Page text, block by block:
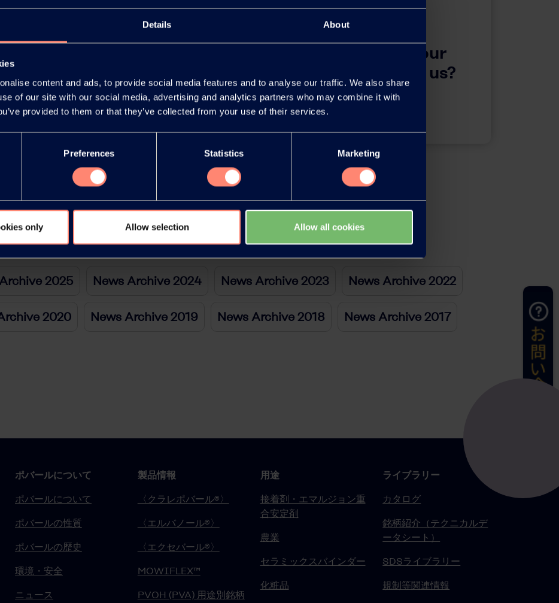
Details About
content and ads, to provide social media features and to analyse our traffic. We also share
of our site with our social media, advertising and analytics partners who may combine it with
provided to them or that they’ve collected from your use of their services.
Preferences Statistics Marketing
only Allow selection Allow all cookies
You have questions about our
products or want to contact us?
Contact
2025 News Archive 2024 News Archive 2023 News Archive 2022
2020 News Archive 2019 News Archive 2018 News Archive 2017
ポバールについて
ポバールについて
ポバールの性質
ポバールの歴史
環境・安全
ニュース
製品情報
〈クラレポバール®〉
〈エルバノール®〉
〈エクセバール®〉
MOWIFLEX™
PVOH (PVA) 用途別銘柄
用途
接着剤・エマルジョン重
合安定剤
農業
セラミックスバインダー
化粧品
ライブラリー
カタログ
銘柄紹介（テクニカルデ
ータシート）
SDSライブラリー
規制等関連情報